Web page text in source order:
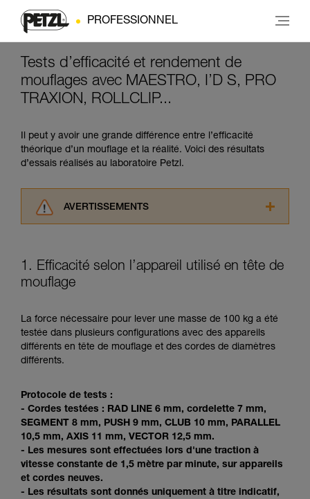
PROFESSIONNEL
Tests d’efficacité et rendement de
mouflages avec MAESTRO, I’D S, PRO
TRAXION, ROLLCLIP...
Il peut y avoir une grande différence entre l’efficacité
théorique d’un mouflage et la réalité. Voici des résultats
d’essais réalisés au laboratoire Petzl.
AVERTISSEMENTS
consulter. Vous devez avoir compris les
informations de la notice technique pour
pouvoir comprendre ce complément
Maîtriser ces techniques nécessite une
formation et un entraînement spécifique. Validez
avec un professionnel votre capacité à refaire
liées à votre activité. Il peut en exister d’autres
que nous ne décrivons pas ici.
1. Efficacité selon l’appareil utilisé en tête de
mouflage
La force nécessaire pour lever une masse de 100 kg a été
testée dans plusieurs configurations avec des appareils
différents en tête de mouflage et des cordes de diamètres
différents.
Protocole de tests :
- Cordes testées : RAD LINE 6 mm, cordelette 7 mm,
SEGMENT 8 mm, PUSH 9 mm, CLUB 10 mm, PARALLEL
10,5 mm, AXIS 11 mm, VECTOR 12,5 mm.
- Les mesures sont effectuées lors d'une traction à
vitesse constante de 1,5 mètre par minute, sur appareils
et cordes neuves.
- Les résultats sont donnés uniquement à titre indicatif,